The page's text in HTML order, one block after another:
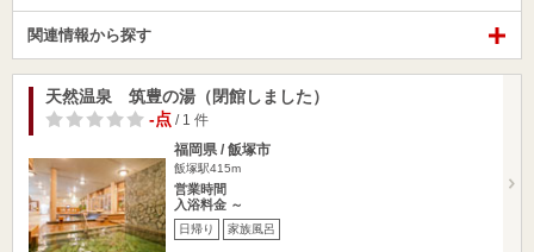
関連情報から探す
天然温泉 筑豊の湯（閉館しました）
-点 / 1 件
福岡県 / 飯塚市
飯塚駅415m
営業時間
入浴料金 ～
日帰り 家族風呂